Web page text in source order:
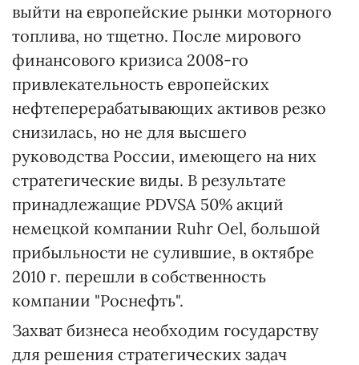
выйти на европейские рынки моторного
топлива, но тщетно. После мирового
финансового кризиса 2008-го
привлекательность европейских
нефтеперерабатывающих активов резко
снизилась, но не для высшего
руководства России, имеющего на них
стратегические виды. В результате
принадлежащие PDVSA 50% акций
немецкой компании Ruhr Oel, большой
прибыльности не сулившие, в октябре
2010 г. перешли в собственность
компании "Роснефть".
Захват бизнеса необходим государству
для решения стратегических задач